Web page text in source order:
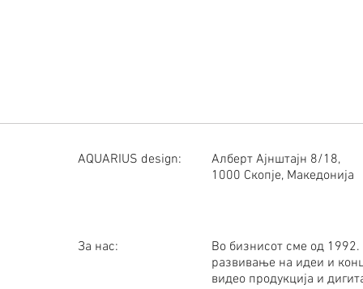
AQUARIUS design:
Алберт Ајнштајн 8/18,
1000 Скопје, Македонија
За нас:
Во бизнисот сме од 1992.
развивање на идеи и
видео продукција и